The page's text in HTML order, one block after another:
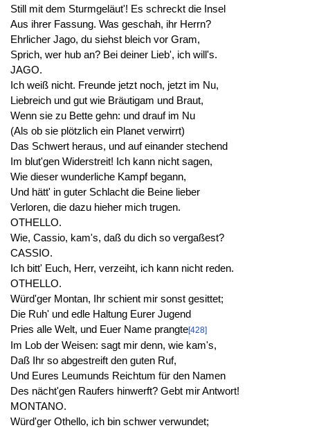
Still mit dem Sturmgeläut'! Es schreckt die Insel
Aus ihrer Fassung. Was geschah, ihr Herrn?
Ehrlicher Jago, du siehst bleich vor Gram,
Sprich, wer hub an? Bei deiner Lieb', ich will's.
JAGO.
Ich weiß nicht. Freunde jetzt noch, jetzt im Nu,
Liebreich und gut wie Bräutigam und Braut,
Wenn sie zu Bette gehn: und drauf im Nu
(Als ob sie plötzlich ein Planet verwirrt)
Das Schwert heraus, und auf einander stechend
Im blut'gen Widerstreit! Ich kann nicht sagen,
Wie dieser wunderliche Kampf begann,
Und hätt' in guter Schlacht die Beine lieber
Verloren, die dazu hieher mich trugen.
OTHELLO.
Wie, Cassio, kam's, daß du dich so vergaßest?
CASSIO.
Ich bitt' Euch, Herr, verzeiht, ich kann nicht reden.
OTHELLO.
Würd'ger Montan, Ihr schient mir sonst gesittet;
Die Ruh' und edle Haltung Eurer Jugend
Pries alle Welt, und Euer Name prangte[428]
Im Lob der Weisen: sagt mir denn, wie kam's,
Daß Ihr so abgestreift den guten Ruf,
Und Eures Leumunds Reichtum für den Namen
Des nächt'gen Raufers hinwerft? Gebt mir Antwort!
MONTANO.
Würd'ger Othello, ich bin schwer verwundet;